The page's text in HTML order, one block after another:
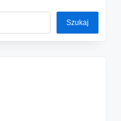
Szukaj